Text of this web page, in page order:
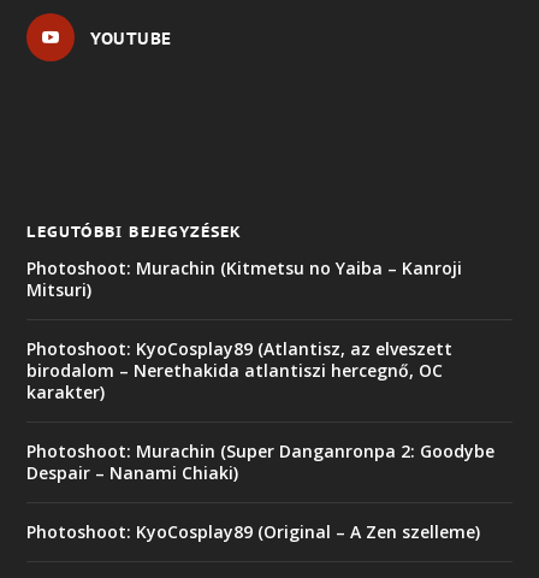
YOUTUBE
LEGUTÓBBI BEJEGYZÉSEK
Photoshoot: Murachin (Kitmetsu no Yaiba – Kanroji
Mitsuri)
Photoshoot: KyoCosplay89 (Atlantisz, az elveszett
birodalom – Nerethakida atlantiszi hercegnő, OC
karakter)
Photoshoot: Murachin (Super Danganronpa 2: Goodybe
Despair – Nanami Chiaki)
Photoshoot: KyoCosplay89 (Original – A Zen szelleme)